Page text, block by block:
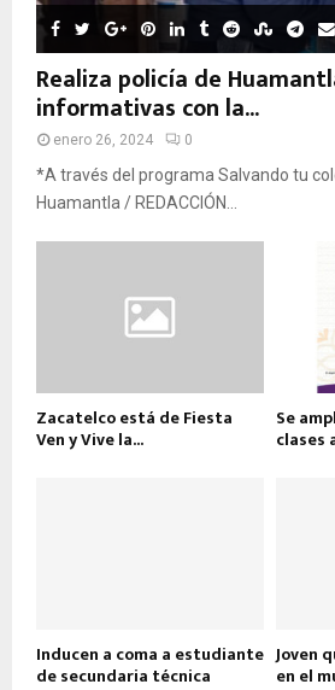
Realiza policía de
informativas con la...
enero 26, 2024 0
*A través del programa Salvando tu
Huamantla / REDACCIÓN...
Zacatelco está de Fiesta
Ven y Vive la...
Se
clases
Inducen a coma a estudiante
de secundaria técnica
Joven
en el